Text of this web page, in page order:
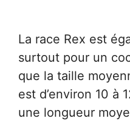
La race Rex est
surtout pour un
que la taille
est d’environ 10 à
une longueur